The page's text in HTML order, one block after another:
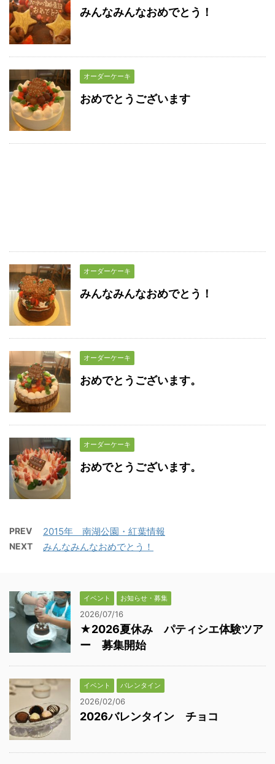
みんなみんなおめでとう！
オーダーケーキ
おめでとうございます
オーダーケーキ
みんなみんなおめでとう！
オーダーケーキ
おめでとうございます。
オーダーケーキ
おめでとうございます。
PREV 2015年 南湖公園・紅葉情報
NEXT みんなみんなおめでとう！
イベント お知らせ・募集
2026/07/16
★2026夏休み パティシエ体験ツア
ー 募集開始
イベント バレンタイン
2026/02/06
2026バレンタイン チョコ